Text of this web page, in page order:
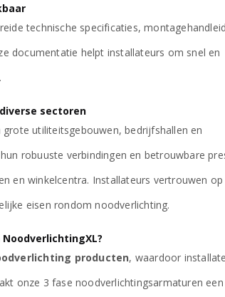
technische specificaties,
documentatie helpt installateurs om snel en
sectoren
utiliteitsgebouwen, bedrijfshallen en
robuuste verbindingen en betrouwbare
en winkelcentra. Installateurs vertrouwen op
eisen rondom noodverlichting.
producten, waardoor
onze 3 fase noodverlichtingsarmaturen een